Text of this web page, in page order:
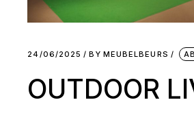
24/06/2025 BY MEUBELBEURS
OUTDOOR